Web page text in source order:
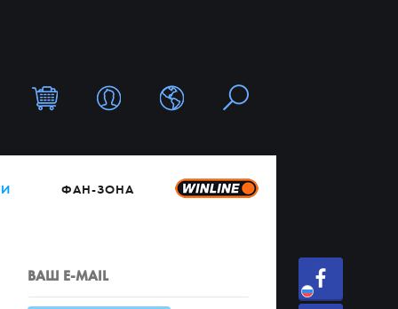
ФАН-ЗОНА